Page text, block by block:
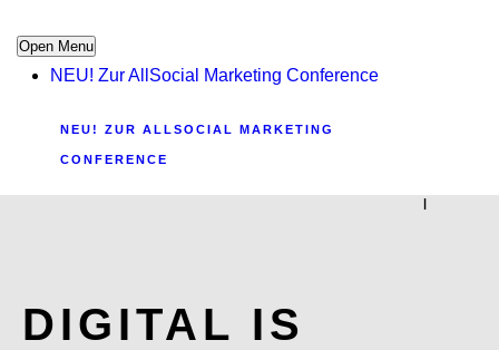
Open Menu
NEU! Zur AllSocial Marketing Conference
NEU! ZUR ALLSOCIAL MARKETING
CONFERENCE
|
DIGITAL IS